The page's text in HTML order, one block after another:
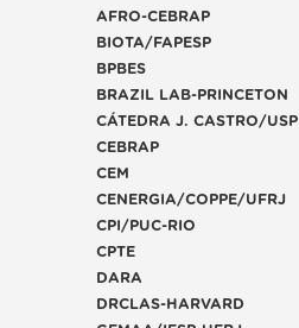
AFRO-CEBRAP
BIOTA/FAPESP
BPBES
BRAZIL LAB-PRINCETON
CÁTEDRA J. CASTRO/USP
CEBRAP
CEM
CENERGIA/COPPE/UFRJ
CPI/PUC-RIO
CPTE
DARA
DRCLAS-HARVARD